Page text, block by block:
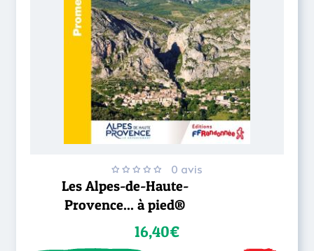
0 avis
Les Alpes-de-Haute-
Provence... à pied®
16,40€